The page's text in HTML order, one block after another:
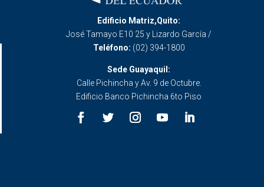
Edificio Matriz,Quito:
José Tamayo E10 25 y Lizardo García /
Teléfono: (02) 394-1800
Sede Guayaquil:
Calle Pichincha y Av. 9 de Octubre.
Edificio Banco Pichincha 6to Piso